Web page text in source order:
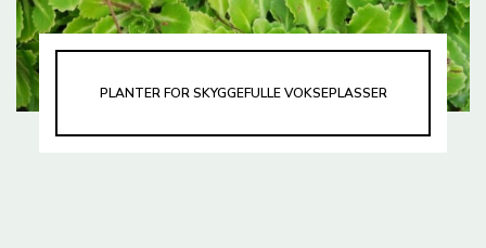
PLANTER FOR SKYGGEFULLE VOKSEPLASSER